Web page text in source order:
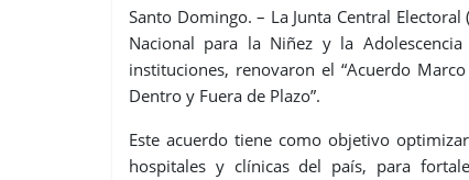
Santo Domingo. – La Junta Central
Nacional para la Niñez y la
instituciones, renovaron el “Acuerdo
Dentro y Fuera de Plazo”.
Este acuerdo tiene como objetivo
hospitales y clínicas del país, para